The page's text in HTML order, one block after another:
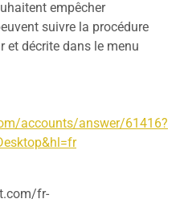
empêcher
suivre la procédure
et décrite dans le menu
accounts/answer/61416?
fr-